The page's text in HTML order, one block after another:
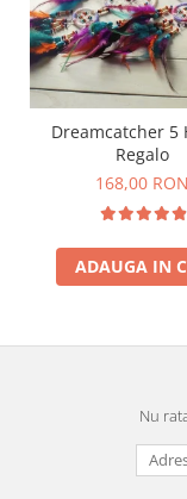
Dreamcatcher 5
Regalo
168,00 RON
ADAUGA IN
Nu